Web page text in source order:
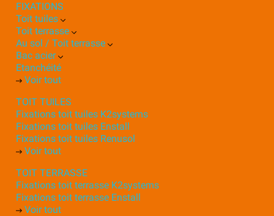
FIXATIONS
Toit tuiles
Toit terrasse
Au sol / Toit terrasse
Bac acier
Etanchéité
Voir tout
TOIT TUILES
Fixations toit tuiles K2systems
Fixations toit tuiles Enstall
Fixations toit tuiles Renusol
Voir tout
TOIT TERRASSE
Fixations toit terrasse K2systems
Fixations toit terrasse Enstall
Voir tout